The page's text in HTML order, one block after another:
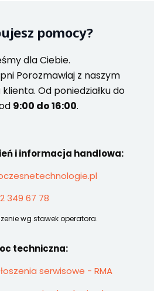
pomocy?
dla Ciebie.
Porozmawiaj z naszym
klienta. Od poniedziałku do
9:00 do 16:00.
i informacja handlowa:
349 67 78
wg stawek operatora.
techniczna:
serwisowe - RMA